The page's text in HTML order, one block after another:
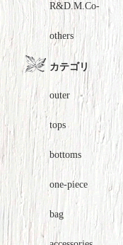
R&D.M.Co-
others
カテゴリ
outer
tops
bottoms
one-piece
bag